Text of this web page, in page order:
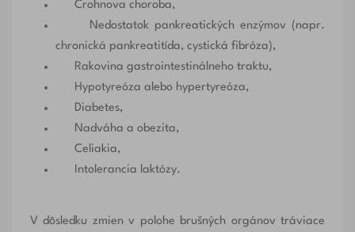
Crohnova choroba,
Nedostatok pankreatických enzýmov (napr.
chronická pankreatitída, cystická fibróza),
Rakovina gastrointestinálneho traktu,
Hypotyreóza alebo hypertyreóza,
Diabetes,
Nadváha a obezita,
Celiakia,
Intolerancia laktózy.
V dôsledku zmien v polohe brušných orgánov tráviace